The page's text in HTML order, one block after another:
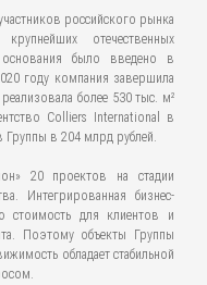
российского рынка
отечественных
было введено в
году компания завершила
более 530 тыс. м²
Colliers International в
Группы в 204 млрд рублей.
20 проектов на стадии
Интегрированная бизнес-
стоимость для клиентов и
Поэтому объекты Группы
обладает стабильной